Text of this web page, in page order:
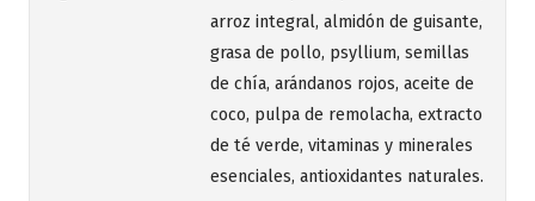
arroz integral, almidón de guisante,
grasa de pollo, psyllium, semillas
de chía, arándanos rojos, aceite de
coco, pulpa de remolacha, extracto
de té verde, vitaminas y minerales
esenciales, antioxidantes naturales.